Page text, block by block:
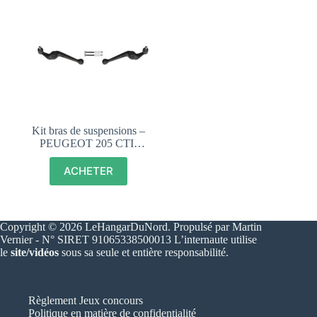
Kit bras de suspensions –
PEUGEOT 205 CTI-
DIESEL-ESSENCE –
19310 19311
ACHETER
Copyright © 2026 LeHangarDuNord. Propulsé par Martin
Vernier - N° SIRET 91065338500013 L’internaute utilise
le site/vidéos sous sa seule et entière responsabilité.
Règlement Jeux concours
Politique en matière de confidentialité